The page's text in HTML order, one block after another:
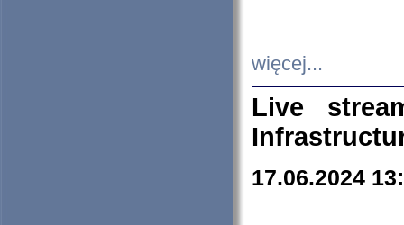
więcej...
Live
17.06.2024